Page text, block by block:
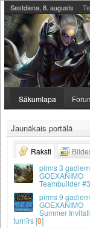
Sestdiena, 8. augusts
Sākumlapa
Jaunākais portālā
Raksti
3 gadiem
GOEXANIMO
Teambuilder
9 gadiem
GOEXANIMO
Summer
turnīrs [0]